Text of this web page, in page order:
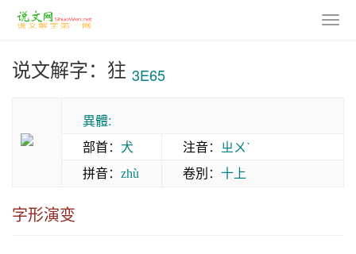
说文解字：㹥 3E65
異體:
部首： 犬 注音： ㄓㄨˋ
拼音： zhù 卷別： 十上
字形演变